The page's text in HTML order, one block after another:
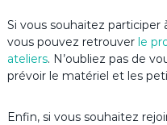
Si vous souhaitez participer
vous pouvez retrouverle
ateliers. N’oubliez pas de
prévoir le matériel et les
Enfin, si vous souhaitez